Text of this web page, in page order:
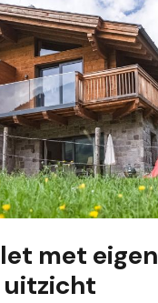
met eigen
uitzicht